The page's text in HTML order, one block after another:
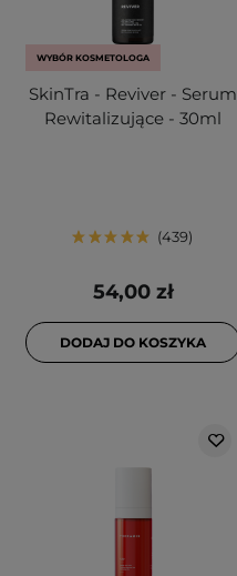
WYBÓR KOSMETOLOGA
SkinTra - Reviver - Serum
Rewitalizujące - 30ml
439
54,00 zł
DODAJ DO KOSZYKA